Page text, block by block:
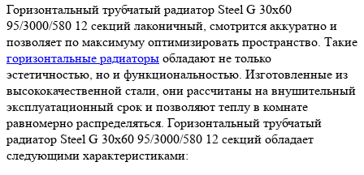
Горизонтальный трубчатый радиатор Steel G 30х60
95/3000/580 12 секций лаконичный, смотрится аккуратно и
позволяет по максимуму оптимизировать пространство. Такие
горизонтальные радиаторы обладают не только
эстетичностью, но и функциональностью. Изготовленные из
высококачественной стали, они рассчитаны на внушительный
эксплуатационный срок и позволяют теплу в комнате
равномерно распределяться. Горизонтальный трубчатый
радиатор Steel G 30х60 95/3000/580 12 секций обладает
следующими характеристиками: